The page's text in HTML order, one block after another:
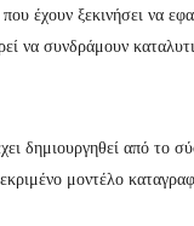
έχουν ξεκινήσει να
να συνδράμουν
δημιουργηθεί από το
μοντέλο